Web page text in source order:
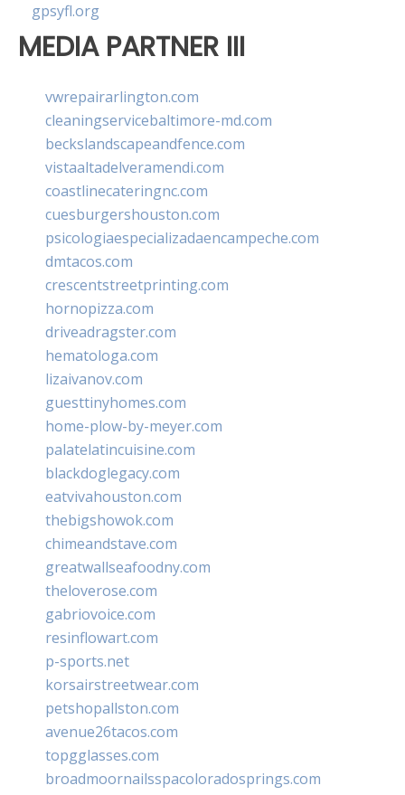
gpsyfl.org
MEDIA PARTNER III
vwrepairarlington.com
cleaningservicebaltimore-md.com
beckslandscapeandfence.com
vistaaltadelveramendi.com
coastlinecateringnc.com
cuesburgershouston.com
psicologiaespecializadaencampeche.com
dmtacos.com
crescentstreetprinting.com
hornopizza.com
driveadragster.com
hematologa.com
lizaivanov.com
guesttinyhomes.com
home-plow-by-meyer.com
palatelatincuisine.com
blackdoglegacy.com
eatvivahouston.com
thebigshowok.com
chimeandstave.com
greatwallseafoodny.com
theloverose.com
gabriovoice.com
resinflowart.com
p-sports.net
korsairstreetwear.com
petshopallston.com
avenue26tacos.com
topgglasses.com
broadmoornailsspacoloradosprings.com